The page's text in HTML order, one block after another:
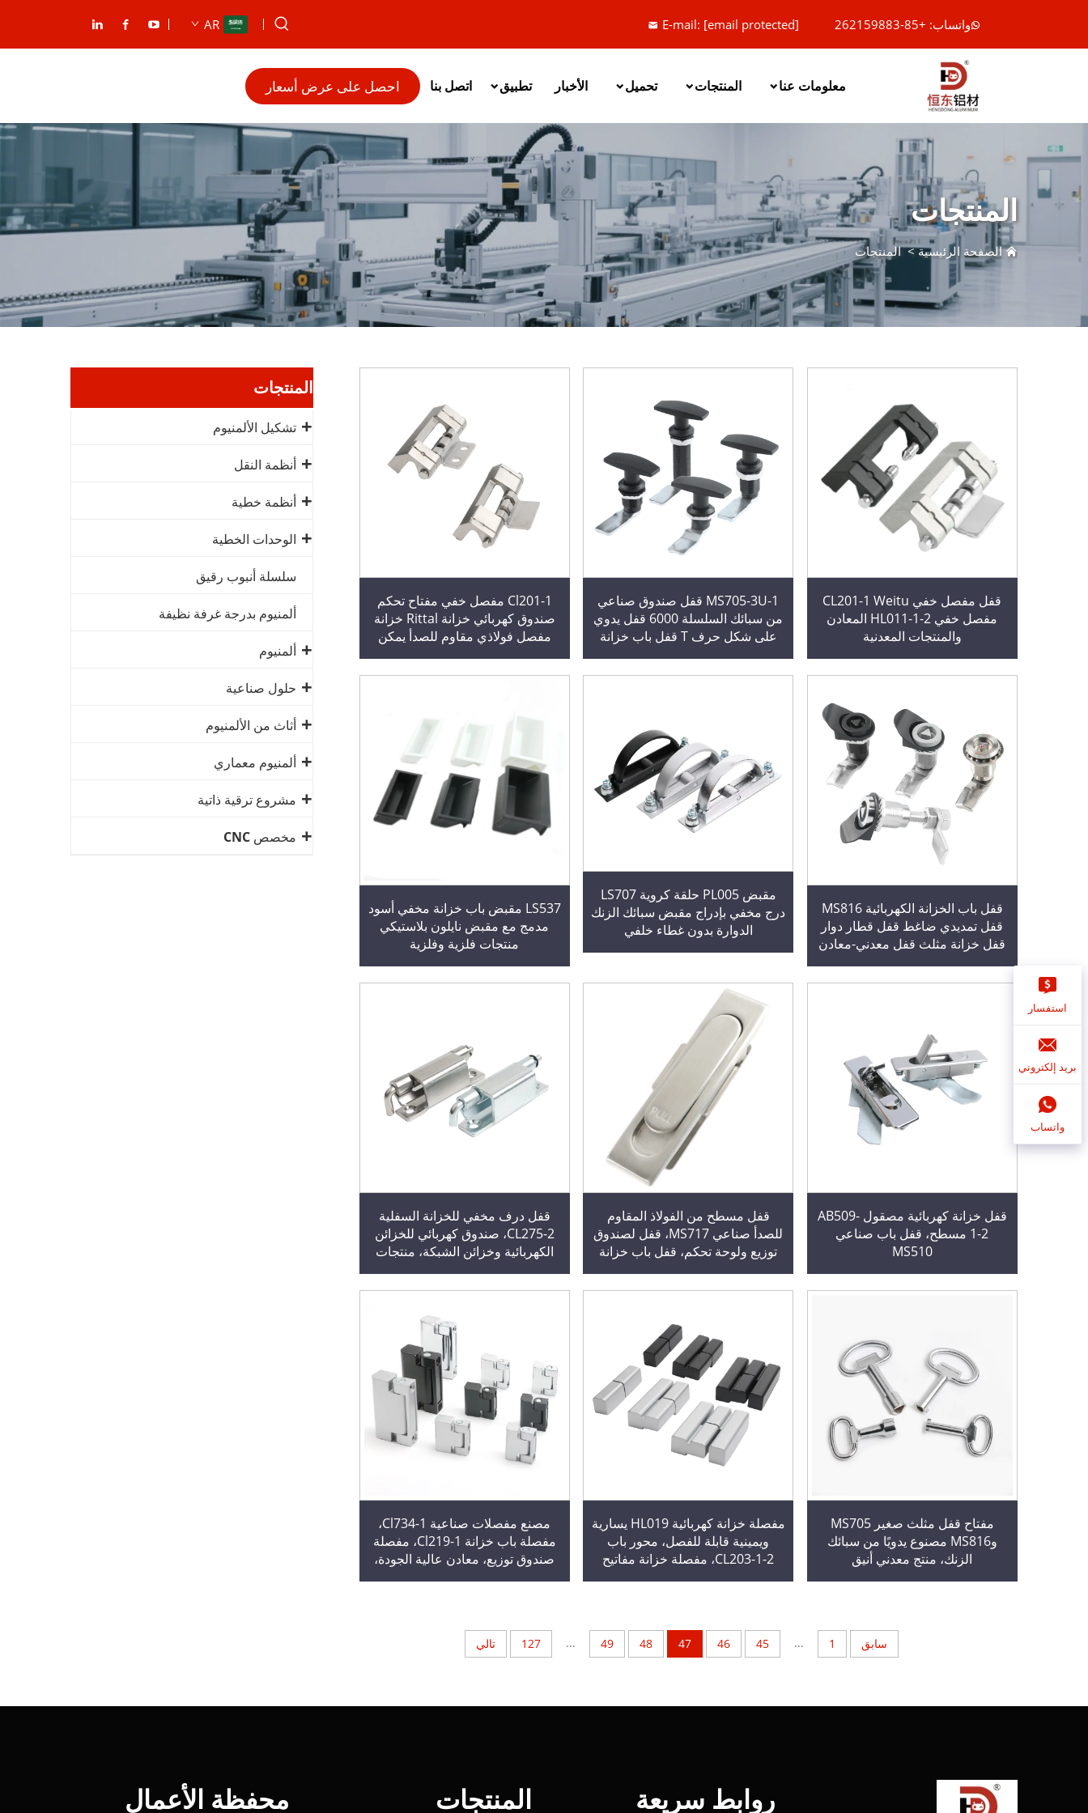
واتساب: +85-262159883 E-mail: [email protected]
AR
معلومات عنا المنتجات تحميل الأخبار تطبيق اتصل بنا احصل على عرض أسعار
المنتجات
الصفحة الرئيسية>المنتجات
المنتجات
تشكيل الألمنيوم
أنظمة النقل
أنظمة خطية
الوحدات الخطية
سلسلة أنبوب رقيق
ألمنيوم بدرجة غرفة نظيفة
ألمنيوم
حلول صناعية
أثاث من الألمنيوم
ألمنيوم معماري
مشروع ترقية ذاتية
مخصص CNC
قفل مفصل خفي CL201-1 Weitu
مفصل خفي HL011-1-2 المعادن
والمنتجات المعدنية
MS705-3U-1 قفل صندوق صناعي
من سبائك السلسلة 6000 قفل يدوي
على شكل حرف T قفل باب خزانة
Cl201-1 مفصل خفي مفتاح تحكم
صندوق كهربائي خزانة Rittal خزانة
مفصل فولاذي مقاوم للصدأ يمكن
قفل باب الخزانة الكهربائية MS816
قفل تمديدي ضاغط قفل قطار دوار
قفل خزانة مثلث قفل معدني-معادن
مقبض PL005 حلقة كروية LS707
درج مخفي بإدراج مقبض سبائك الزنك
الدوارة بدون غطاء خلفي
LS537 مقبض باب خزانة مخفي أسود
مدمج مع مقبض نايلون بلاستيكي
منتجات فلزية وفلزية
قفل خزانة كهربائية مصقول AB509-
1-2 مسطح، قفل باب صناعي
MS510
قفل مسطح من الفولاذ المقاوم
للصدأ صناعي MS717، قفل لصندوق
توزيع ولوحة تحكم، قفل باب خزانة
قفل درف مخفي للخزانة السفلية
CL275-2، صندوق كهربائي للخزائن
الكهربائية وخزائن الشبكة، منتجات
مفتاح قفل مثلث صغير MS705
وMS816 مصنوع يدويًا من سبائك
الزنك، منتج معدني أنيق
مفصلة خزانة كهربائية HL019 يسارية
ويمينية قابلة للفصل، محور باب
CL203-1-2، مفصلة خزانة مفاتيح
مصنع مفصلات صناعية Cl734-1،
مفصلة باب خزانة Cl219-1، مفصلة
صندوق توزيع، معادن عالية الجودة،
سابق 1
...
45
46
47
48
49
...
127 تالي
استفسار
بريد إلكتروني
واتساب
روابط سريعة المنتجات محفظة الأعمال